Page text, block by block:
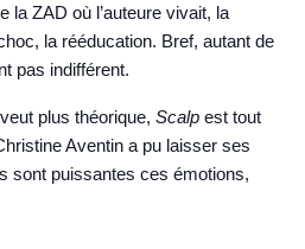
la ZAD où l’auteure vivait, la
la rééducation. Bref, autant de
pas indifférent.
plus théorique, Scalp est tout
Aventin a pu laisser ses
sont puissantes ces émotions,